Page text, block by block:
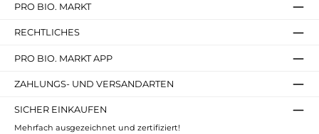
PRO BIO. MARKT
RECHTLICHES
PRO BIO. MARKT APP
ZAHLUNGS- UND VERSANDARTEN
SICHER EINKAUFEN
Mehrfach ausgezeichnet und zertifiziert!